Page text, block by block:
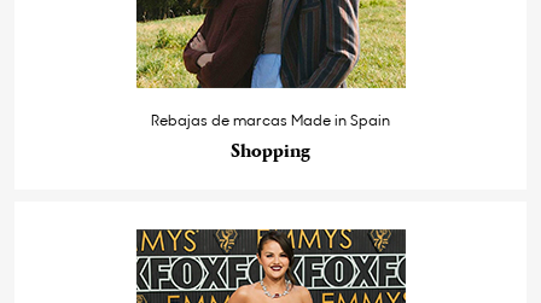
Rebajas de marcas Made in Spain
Shopping